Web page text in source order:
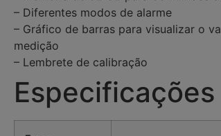
– Diferentes modos de alarme
– Gráfico de barras para visualizar o
medição
– Lembrete de calibração
Especificações